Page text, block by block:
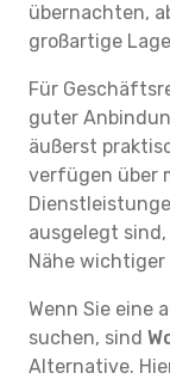
übernachten,
großartige
Für
guter
äußerst
verfügen über
ausgelegt
Nähe
Wenn Sie eine
suchen, sind
Alternative.